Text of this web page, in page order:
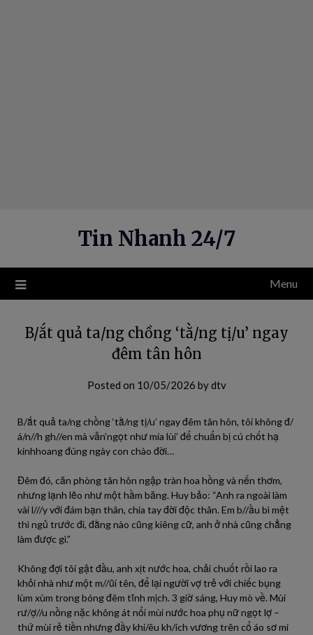
Tin Nhanh 24/7
Menu
B/ắt quả ta/ng chồng ‘tằ/ng tị/u’ ngay
đêm tân hôn
Posted on 10/05/2026 bydtv
B/ắt quả ta/ng chồng ‘tằ/ng tị/u’ ngay đêm tân hôn, tôi không đ/
á/n//h gh//en mà vẫn’ngọt như mía lùi’ để chuẩn bị cú chốt hạ
kinhhoang đúng ngày con chào đời…
Đêm đó, căn phòng tân hôn ngập tràn hoa hồng và nến thơm,
nhưng lạnh lẽo như một hầm băng. Huy bảo: “Anh ra ngoài làm
vài l///y với đám bạn thân, chia tay đời độc thân. Em b//ầu bì mệt
thì ngủ trước đi, đằng nào cũng kiêng cữ, anh ở nhà cũng chẳng
làm được gì.”
Không đợi tôi gật đầu, anh xịt nước hoa, chải chuốt rồi lao ra
khỏi nhà như một m//ũi tên, để lại người vợ trẻ với chiếc bụng
lùm xùm trong bóng đêm tĩnh mịch. 3 giờ sáng, Huy mò về. Mùi
rư/ợ//u nồng nặc không át nổi mùi nước hoa phụ nữ ngọt lợ –
thứ mùi rẻ tiền nhưng đầy khi/êu kh/ích vương trên cổ áo sơ mi